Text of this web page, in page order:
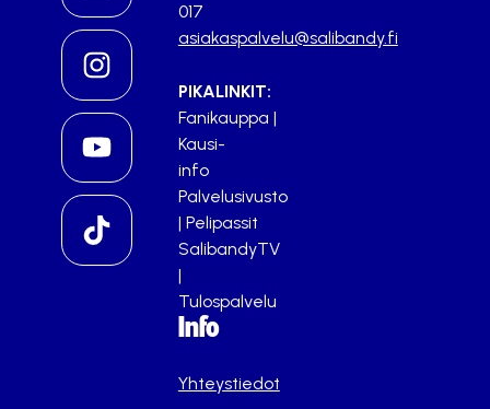
017
asiakaspalvelu@salibandy.fi
PIKALINKIT:
Fanikauppa |
Kausi-
info
Palvelusivusto
| Pelipassit
SalibandyTV
|
Tulospalvelu
Info
Yhteystiedot